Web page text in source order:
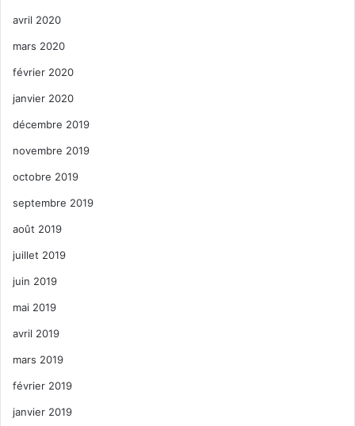
avril 2020
mars 2020
février 2020
janvier 2020
décembre 2019
novembre 2019
octobre 2019
septembre 2019
août 2019
juillet 2019
juin 2019
mai 2019
avril 2019
mars 2019
février 2019
janvier 2019